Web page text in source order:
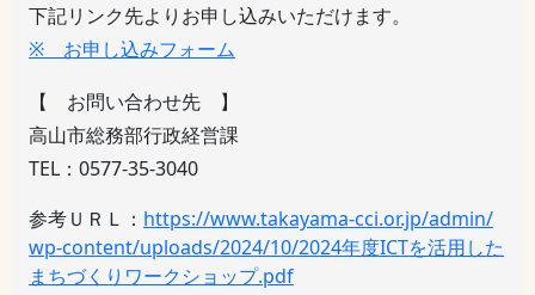
下記リンク先よりお申し込みいただけます。
※ お申し込みフォーム
【 お問い合わせ先 】
高山市総務部行政経営課
TEL：0577-35-3040
参考ＵＲＬ： https://www.takayama-cci.or.jp/admin/
wp-content/uploads/2024/10/2024年度ICTを活用した
まちづくりワークショップ.pdf